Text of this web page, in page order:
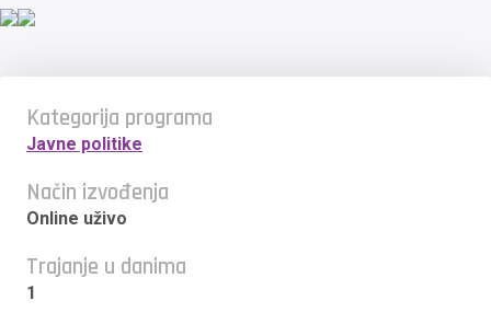
Kategorija programa
Javne politike
Način izvođenja
Online uživo
Trajanje u danima
1